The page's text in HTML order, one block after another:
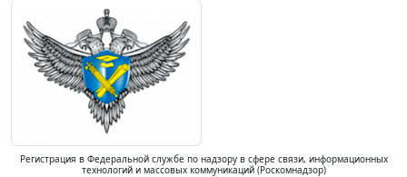
Регистрация в Федеральной службе по надзору в сфере связи, информационных
технологий и массовых коммуникаций (Роскомнадзор)